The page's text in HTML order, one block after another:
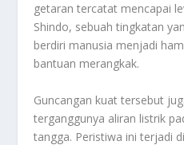
getaran tercatat mencapai
Shindo, sebuah tingkatan
berdiri manusia menjadi
bantuan merangkak.
Guncangan kuat tersebut
terganggunya aliran listrik
tangga. Peristiwa ini terjadi